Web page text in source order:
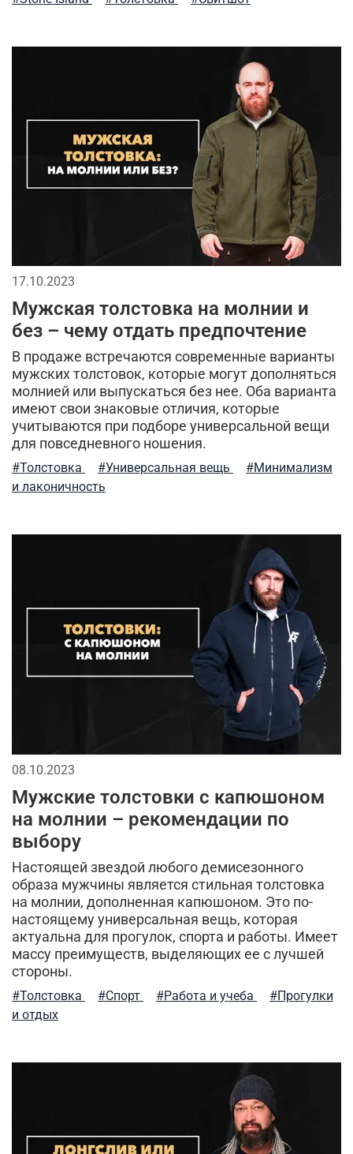
17.10.2023
Мужская толстовка на молнии и
без – чему отдать предпочтение
В продаже встречаются современные варианты
мужских толстовок, которые могут дополняться
молнией или выпускаться без нее. Оба варианта
имеют свои знаковые отличия, которые
учитываются при подборе универсальной вещи
для повседневного ношения.
#Толстовка #Универсальная вещь
#Минимализм
и лаконичность
08.10.2023
Мужские толстовки с капюшоном
на молнии – рекомендации по
выбору
Настоящей звездой любого демисезонного
образа мужчины является стильная толстовка
на молнии, дополненная капюшоном. Это по-
настоящему универсальная вещь, которая
актуальна для прогулок, спорта и работы. Имеет
массу преимуществ, выделяющих ее с лучшей
стороны.
#Толстовка #Спорт #Работа и учеба
#Прогулки
и отдых